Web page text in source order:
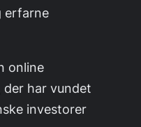
erfarne
online
har vundet
investorer